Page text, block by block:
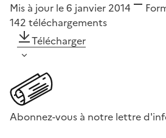
Mis à jour le 6 janvier 2014
142 téléchargements
Télécharger
Abonnez-vous à notre lettre